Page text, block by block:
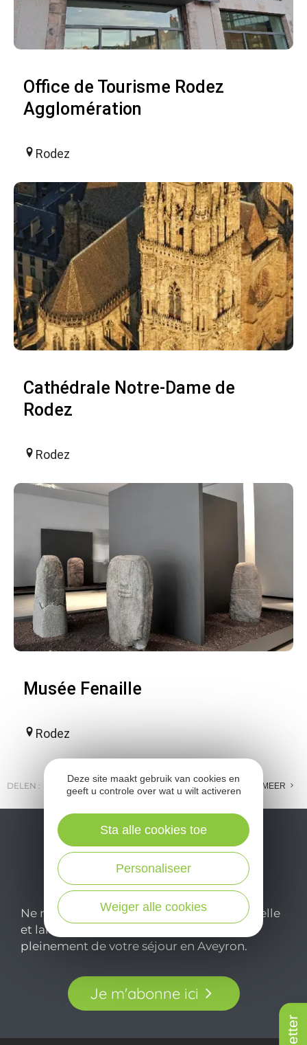
Office de Tourisme Rodez
Agglomération
Rodez
Cathédrale Notre-Dame de
Rodez
Rodez
Musée Fenaille
Rodez
DELEN : E-MAIL MESSENGER FACEBOOK MEER
Ne manquez pas notre newsletter mensuelle
et laissez-vous inspirer pour profiter
pleinement de votre séjour en Aveyron.
Je m'abonne ici
Deze site maakt gebruik van cookies en
geeft u controle over wat u wilt activeren
Weiger alle cookies
Personaliseer
Sta alle cookies toe